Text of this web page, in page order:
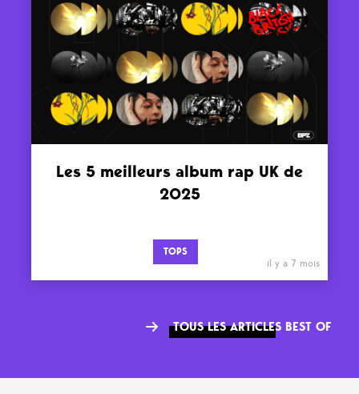
Les 5 meilleurs album rap UK de
2025
TOPS
il y a 7 mois
TOUS LES ARTICLES BEST OF